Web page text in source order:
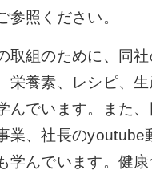
参照ください。
取組のために、同
栄養素、レシピ、
んでいます。また、
業、社長のyoutube
学んでいます。健